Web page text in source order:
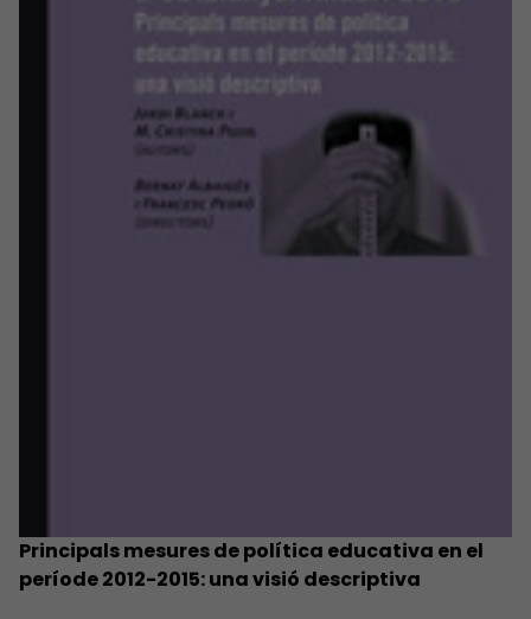
Principals mesures de política educativa en el
període 2012-2015: una visió descriptiva